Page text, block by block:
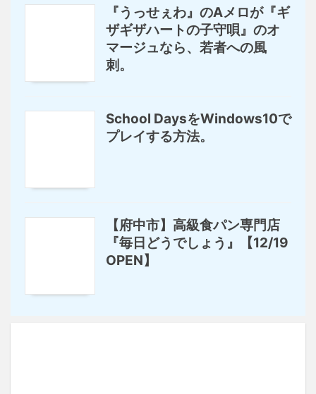
『うっせぇわ』のAメロが『ギ
ザギザハートの子守唄』のオ
マージュなら、若者への風
刺。
School DaysをWindows10で
プレイする方法。
【府中市】高級食パン専門店
『毎日どうでしょう』【12/19
OPEN】